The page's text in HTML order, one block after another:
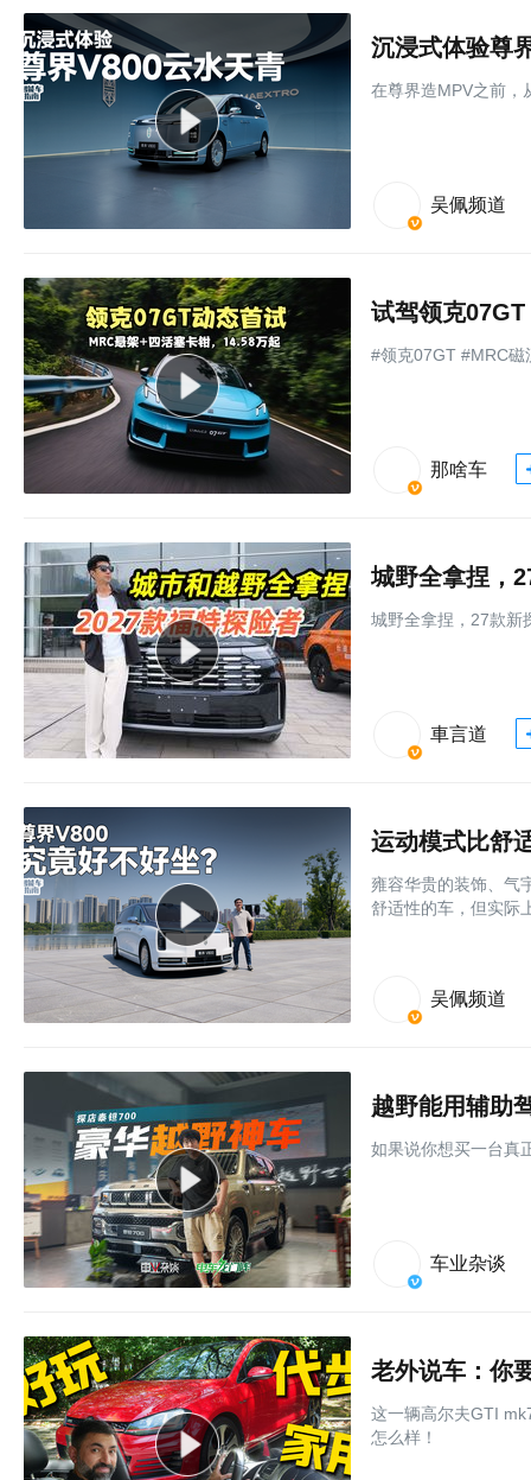
沉浸式体验尊
在尊界造MPV之前，
吴佩频道
试驾领克
#领克07GT #MRC磁
那啥车
城野全拿捏，
城野全拿捏，27款新
車言道
雍容华贵的装饰、气
舒适性的车，但实
吴佩频道
越野能用辅助
如果说你想买一台真
车业杂谈
老外说车：你
这一辆高尔夫GTI
怎么样！